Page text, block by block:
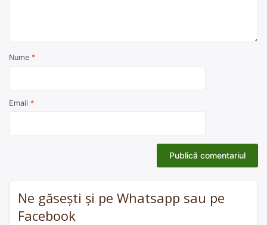
Nume *
Email *
Ne găsești și pe Whatsapp sau pe
Facebook